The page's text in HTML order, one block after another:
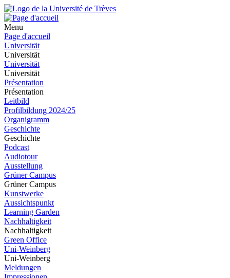
Menu
Page d'accueil
Universität
Universität
Universität
Universität
Présentation
Présentation
Leitbild
Profilbildung 2024/25
Organigramm
Geschichte
Geschichte
Podcast
Audiotour
Ausstellung
Grüner Campus
Grüner Campus
Kunstwerke
Aussichtspunkt
Learning Garden
Nachhaltigkeit
Nachhaltigkeit
Green Office
Uni-Weinberg
Uni-Weinberg
Meldungen